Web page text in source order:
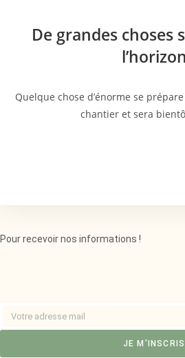
De grandes choses
l’horizon
Quelque chose d’énorme se
chantier et sera
Pour recevoir nos informations !
JE M'INSCRIS